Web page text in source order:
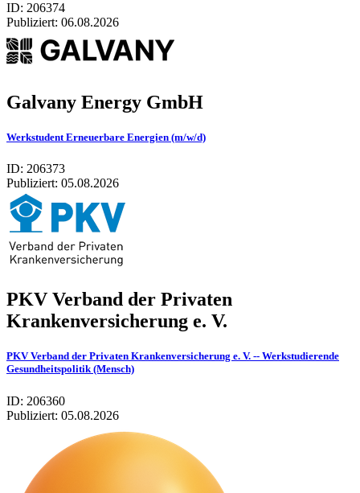
ID: 206374
Publiziert: 06.08.2026
Galvany Energy GmbH
Werkstudent Erneuerbare Energien (m/w/d)
ID: 206373
Publiziert: 05.08.2026
PKV Verband der Privaten
Krankenversicherung e. V.
PKV Verband der Privaten Krankenversicherung e. V. -- Werkstudierende
Gesundheitspolitik (Mensch)
ID: 206360
Publiziert: 05.08.2026